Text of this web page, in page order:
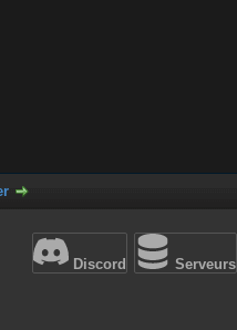
Discord Serveurs